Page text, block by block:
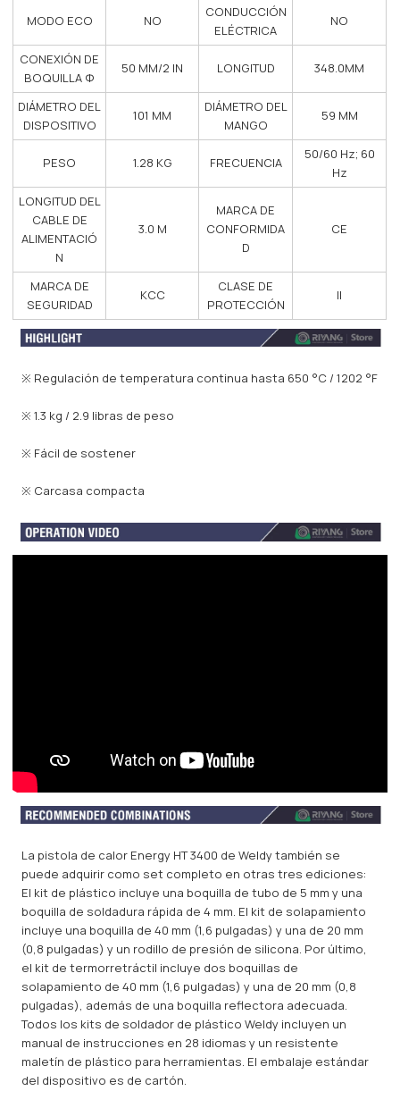
MODO ECO NO
CONDUCCIÓN
ELÉCTRICA
NO
CONEXIÓN DE
BOQUILLA Φ
50 MM/2 IN LONGITUD 348.0MM
DIÁMETRO DEL
DISPOSITIVO
101 MM
DIÁMETRO DEL
MANGO
59 MM
PESO 1.28 KG FRECUENCIA
50/60 Hz; 60
Hz
LONGITUD DEL
CABLE DE
ALIMENTACIÓ
N
3.0 M
MARCA DE
CONFORMIDA
D
CE
MARCA DE
SEGURIDAD
KCC
CLASE DE
PROTECCIÓN
II
※ Regulación de temperatura continua hasta 650 °C / 1202 °F
※ 1.3 kg / 2.9 libras de peso
※ Fácil de sostener
※ Carcasa compacta
La pistola de calor Energy HT 3400 de Weldy también se
puede adquirir como set completo en otras tres ediciones:
El kit de plástico incluye una boquilla de tubo de 5 mm y una
boquilla de soldadura rápida de 4 mm. El kit de solapamiento
incluye una boquilla de 40 mm (1,6 pulgadas) y una de 20 mm
(0,8 pulgadas) y un rodillo de presión de silicona. Por último,
el kit de termorretráctil incluye dos boquillas de
solapamiento de 40 mm (1,6 pulgadas) y una de 20 mm (0,8
pulgadas), además de una boquilla reflectora adecuada.
Todos los kits de soldador de plástico Weldy incluyen un
manual de instrucciones en 28 idiomas y un resistente
maletín de plástico para herramientas. El embalaje estándar
del dispositivo es de cartón.